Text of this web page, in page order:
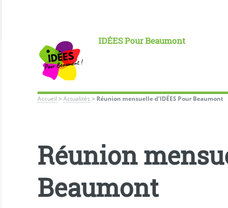
IDÉES Pour Beaumont
Accueil >Actualités > Réunion mensuelle d’IDÉES Pour Beaumont
Réunion
Beaumont